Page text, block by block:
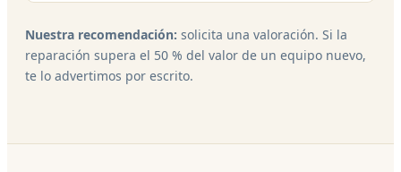
Nuestra recomendación: solicita una valoración. Si la
reparación supera el 50 % del valor de un equipo nuevo,
te lo advertimos por escrito.